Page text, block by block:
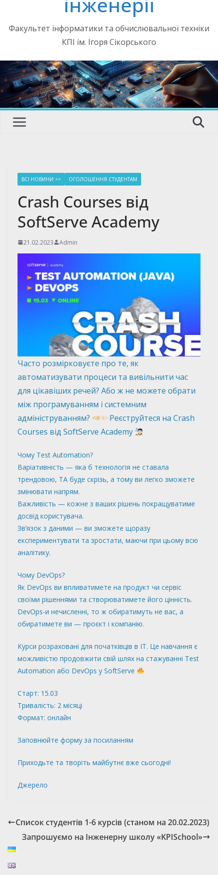
Факультет інформатики та обчислювальної техніки
КПІ ім. Ігоря Сікорського
ВСІ НОВИНИ >> ОГОЛОШЕННЯ СТУДЕНТАМ
Crash Courses від
SoftServe Academy
21.02.2023 Admin
Часто розмірковуєте про те, як
автоматизувати процеси та вивільнити час
для цікавіших речей? Або ж не можете обрати
між програмуванням і системним
адмініструванням?
Реєструйтеся на Crash
Courses від SoftServe Academy
Чому Test Automation?
Варіативність — яка б технологія не ставала
трендовою, ТА буде скрізь, а тому ви легко зможете
змінювати напрям.
Важливість — кожне з ваших рішень покращуватиме
досвід користувача.
Зв’язок з даними — ви зможете щоразу
експериментувати та зростати, маючи при цьому всю
аналітику.
Чому DevOps?
Як DevOps ви впливатимете на продукт чи сервіс
своїми рішеннями та створюватимете його цінність.
DevOps-и нечисленні, то ж обиратимуть не вас, а
обиратимете ви — проєкт і компанію.
Курси розраховані для початківців в ІТ. Це навчання є
можливістю продовжити свій шлях на стажуванні Test
Automation або DevOps у SoftServe
Старт: 15.03
Тривалість: 2 місяці
Формат: онлайн
Заповнюйте форму за посиланням
Приходьте та творіть майбутнє вже сьогодні!
Джерело
Список студентів 1-6 курсів (станом на 20.02.2023)
Запрошуємо на Інженерну школу «KPISchool»